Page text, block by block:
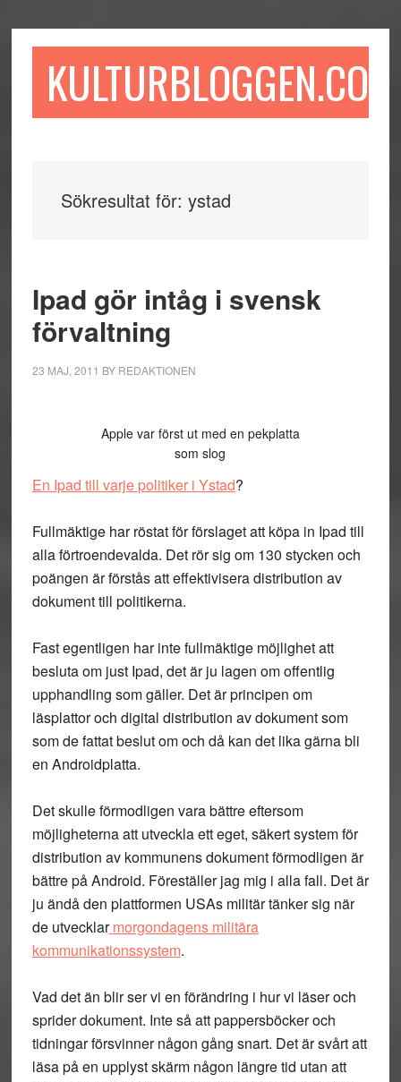
till
till
sidofältet
till
KULTURBLOGGEN.COM
Sökresultat för: ystad
Ipad gör intåg i svensk
förvaltning
23 MAJ, 2011 BY REDAKTIONEN
Apple var först ut med en pekplatta
som slog
En Ipad till varje politiker i Ystad?
Fullmäktige har röstat för förslaget att köpa in Ipad till
alla förtroendevalda. Det rör sig om 130 stycken och
poängen är förstås att effektivisera distribution av
dokument till politikerna.
Fast egentligen har inte fullmäktige möjlighet att
besluta om just Ipad, det är ju lagen om offentlig
upphandling som gäller. Det är principen om
läsplattor och digital distribution av dokument som
som de fattat beslut om och då kan det lika gärna bli
en Androidplatta.
Det skulle förmodligen vara bättre eftersom
möjligheterna att utveckla ett eget, säkert system för
distribution av kommunens dokument förmodligen är
bättre på Android. Föreställer jag mig i alla fall. Det är
ju ändå den plattformen USAs militär tänker sig när
de utvecklarmorgondagens militära
kommunikationssystem.
Vad det än blir ser vi en förändring i hur vi läser och
sprider dokument. Inte så att pappersböcker och
tidningar försvinner någon gång snart. Det är svårt att
läsa på en upplyst skärm någon längre tid utan att